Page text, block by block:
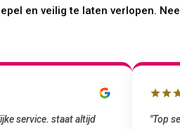
en veilig te laten verlopen.
service. staat altijd
"Top